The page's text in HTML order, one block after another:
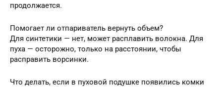
продолжается.
Помогает ли отпариватель вернуть объем?
Для синтетики — нет, может расплавить волокна. Для
пуха — осторожно, только на расстоянии, чтобы
расправить ворсинки.
Что делать, если в пуховой подушке появились комки